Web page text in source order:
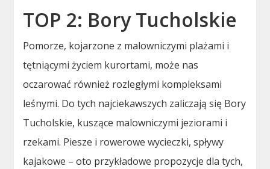
TOP 2: Bory Tucholskie
Pomorze, kojarzone z malowniczymi plażami i
tętniącymi życiem kurortami, może nas
oczarować również rozległymi kompleksami
leśnymi. Do tych najciekawszych zaliczają się Bory
Tucholskie, kuszące malowniczymi jeziorami i
rzekami. Piesze i rowerowe wycieczki, spływy
kajakowe – oto przykładowe propozycje dla tych,